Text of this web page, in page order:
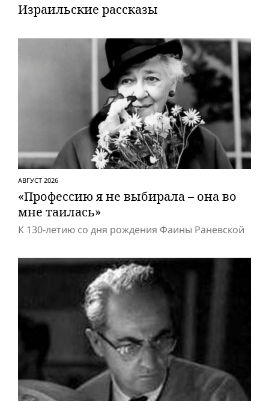
Израильские рассказы
АВГУСТ 2026
«Профессию я не выбирала – она во
мне таилась»
К 130-летию со дня рождения Фаины Раневской